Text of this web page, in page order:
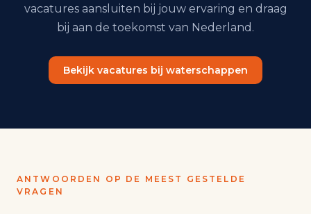
vacatures aansluiten bij jouw ervaring en draag
bij aan de toekomst van Nederland.
Bekijk vacatures bij waterschappen
ANTWOORDEN OP DE MEEST GESTELDE
VRAGEN